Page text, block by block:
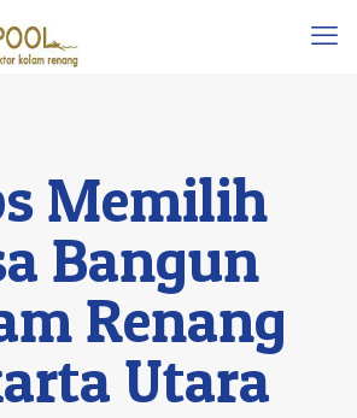
Memilih
Bangun
Renang
Utara